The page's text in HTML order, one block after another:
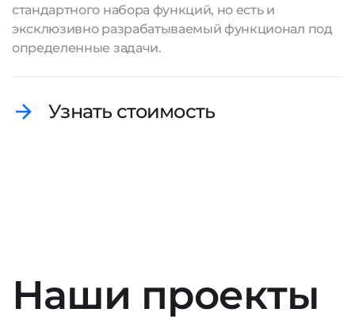
стандартного набора функций, но есть и
эксклюзивно разрабатываемый функционал под
определенные задачи.
Узнать стоимость
Наши проекты